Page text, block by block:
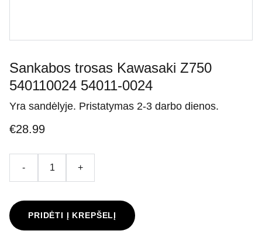
Sankabos trosas Kawasaki Z750
540110024 54011-0024
Yra sandėlyje. Pristatymas 2-3 darbo dienos.
€28.99
- +
PRIDĖTI Į KREPŠELĮ